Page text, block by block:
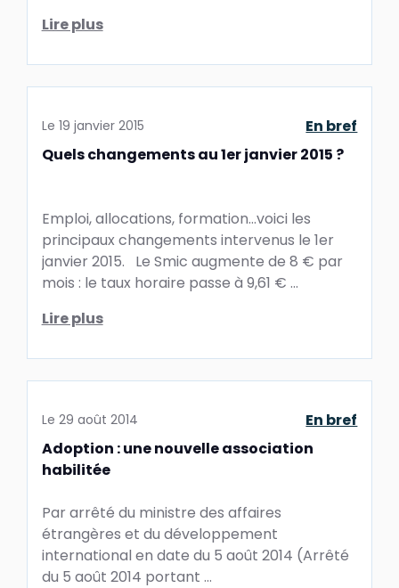
Lire plus
Le 19 janvier 2015
En bref
Quels changements au 1er janvier 2015 ?
Emploi, allocations, formation…voici les
principaux changements intervenus le 1er
janvier 2015. Le Smic augmente de 8 € par
mois : le taux horaire passe à 9,61 € ...
Lire plus
Le 29 août 2014
En bref
Adoption : une nouvelle association
habilitée
Par arrêté du ministre des affaires
étrangères et du développement
international en date du 5 août 2014 (Arrêté
du 5 août 2014 portant ...